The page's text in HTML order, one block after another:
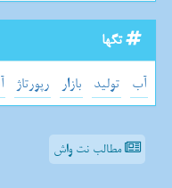
تگها
آب تولید بازار رپورتاژ
مطالب نت واش